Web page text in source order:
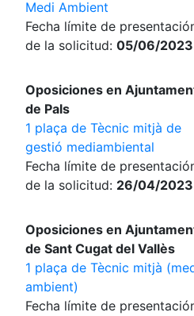
Medi Ambient
Fecha límite de
de la solicitud: 05/06/2023
Oposiciones en
de Pals
1 plaça de Tècnic mitjà de
gestió mediambiental
Fecha límite de
de la solicitud: 26/04/2023
Oposiciones en
de Sant Cugat del Vallès
1 plaça de Tècnic mitjà
ambient)
Fecha límite de